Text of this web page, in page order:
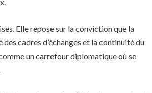
Elle repose sur la conviction que la
cadres d’échanges et la continuité du
un carrefour diplomatique où se